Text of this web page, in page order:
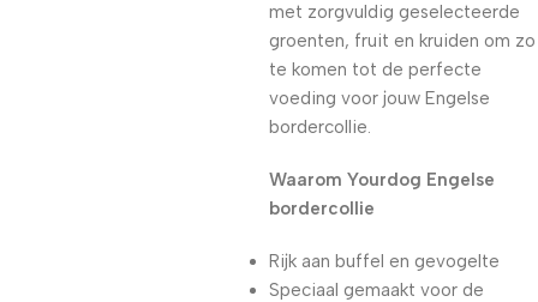
met zorgvuldig geselecteerde
groenten, fruit en kruiden om zo
te komen tot de perfecte
voeding voor jouw Engelse
bordercollie.
Waarom Yourdog Engelse
bordercollie
Rijk aan buffel en gevogelte
Speciaal gemaakt voor de